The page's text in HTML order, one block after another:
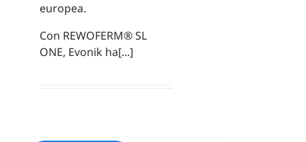
europea.
Con REWOFERM® SL
ONE, Evonik ha[...]